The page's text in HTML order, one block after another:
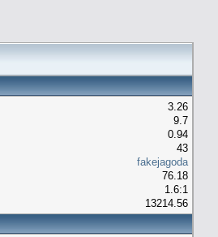
3.26
9.7
0.94
43
fakejagoda
76.18
1.6:1
13214.56